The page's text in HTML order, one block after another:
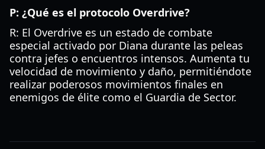
P: ¿Qué es el protocolo Overdrive?
R: El Overdrive es un estado de combate
especial activado por Diana durante las peleas
contra jefes o encuentros intensos. Aumenta tu
velocidad de movimiento y daño, permitiéndote
realizar poderosos movimientos finales en
enemigos de élite como el Guardia de Sector.